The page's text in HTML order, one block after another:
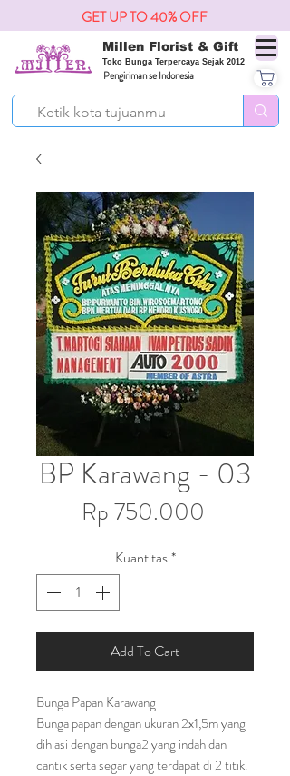
Millen Florist & Gift
Toko Bunga Terpercaya Sejak 2012
Pengiriman se Indonesia
GET UP TO 40% OFF
BP Karawang - 03
Rp 750.000
Kuantitas*
Add To Cart
Bunga Papan Karawang
Bunga papan dengan ukuran 2x1,5m yang
dihiasi dengan bunga2 yang indah dan
cantik serta segar yang terdapat di 2 titik.